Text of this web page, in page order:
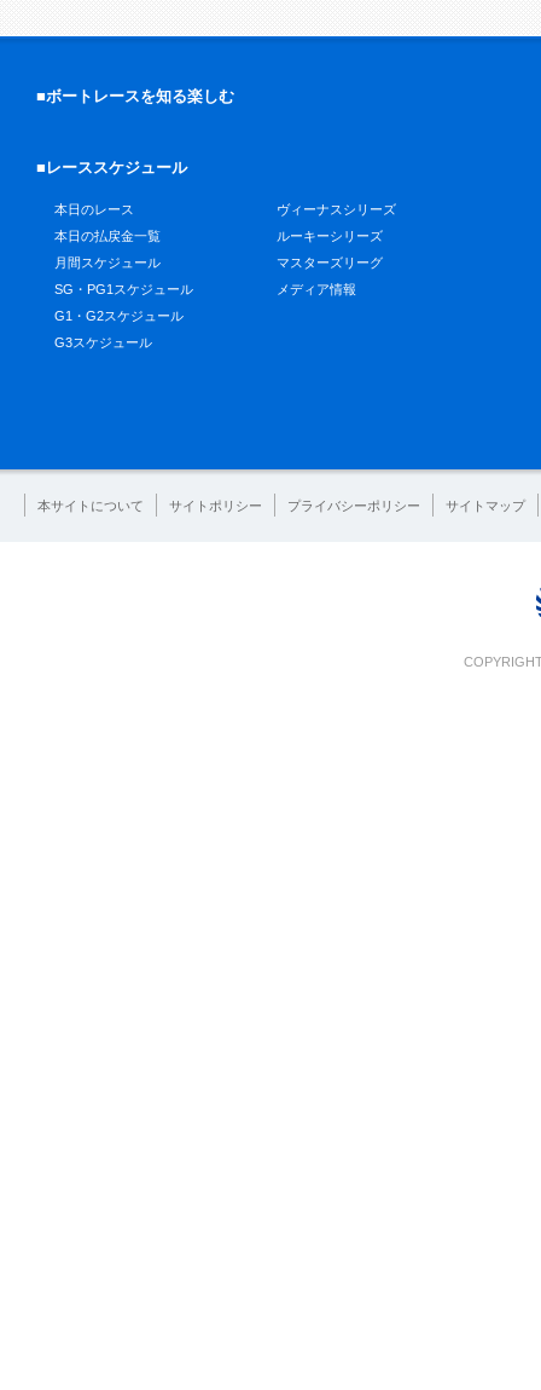
■ボートレースを知る楽しむ
■レーススケジュール
本日のレース
本日の払戻金一覧
月間スケジュール
SG・PG1スケジュール
G1・G2スケジュール
G3スケジュール
ヴィーナスシリーズ
ルーキーシリーズ
マスターズリーグ
メディア情報
本サイトについて サイトポリシー プライバシーポリシー サイトマップ